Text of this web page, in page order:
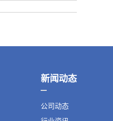
新闻动态
公司动态